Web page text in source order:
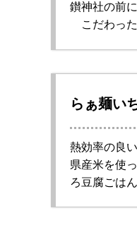
鑚神社の前
こだわった
らぁ麺い
熱効率の良
県産米を使
ろ豆腐ごは